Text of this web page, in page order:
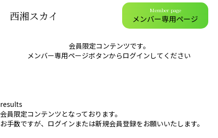
西湘スカイ Member page
メンバー専用ページ
会員限定コンテンツです。
メンバー専用ページボタンからログインしてください
results
会員限定コンテンツとなっております。
お手数ですが、ログインまたは新規会員登録をお願いいたします。